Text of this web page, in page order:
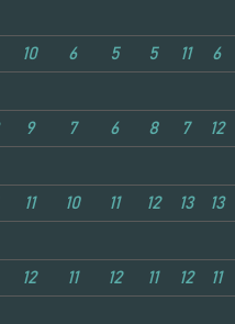
10 6 5 5 11 6
9 7 6 8 7 12
11 10 11 12 13 13
12 11 12 11 12 11